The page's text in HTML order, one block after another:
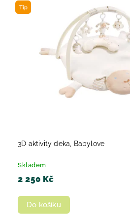
Abecedně
Tip
3D aktivity deka, Babylove
Skladem
2 250 Kč
Do košíku